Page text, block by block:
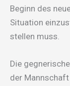
Beginn des
Situation
stellen muss.
Die
der